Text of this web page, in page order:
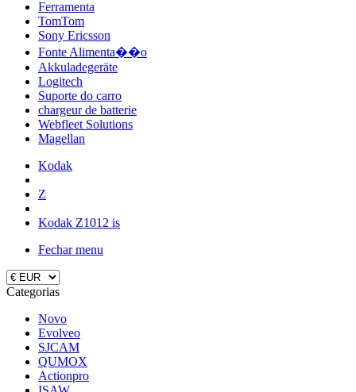
Ferramenta
TomTom
Sony Ericsson
Fonte Alimenta��o
Akkuladegeräte
Logitech
Suporte do carro
chargeur de batterie
Webfleet Solutions
Magellan
Kodak
Z
Kodak Z1012 is
Fechar menu
Categorias
Novo
Evolveo
SJCAM
QUMOX
Actionpro